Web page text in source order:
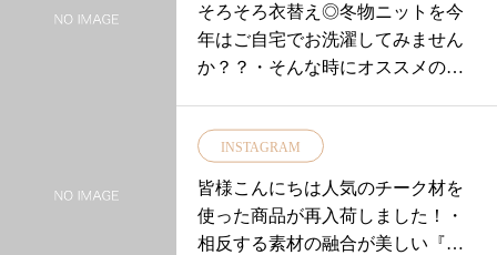
そろそろ衣替え◎冬物ニットを今
年はご自宅でお洗濯してみません
か？？・そんな時にオススメの洗
しゃれ着用液体洗剤)・有機栽培の
オリーブ油石鹸をふんだんに使用
お洗濯物に油分をしっかり補充し
柔らかくしなやかに仕上げます・
INSTAGRAM
皆様こんにちは人気のチーク材を
使った商品が再入荷しました！・
相反する素材の融合が美しい『ア